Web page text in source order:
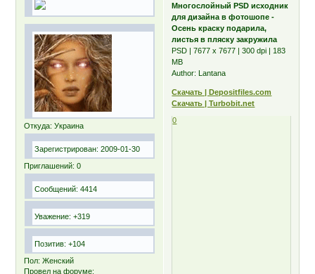
Откуда: Украина
Зарегистрирован: 2009-01-30
Приглашений: 0
Сообщений: 4414
Уважение: +319
Позитив: +104
Пол: Женский
Провел на форуме:
Многослойный PSD исходник
для дизайна в фотошопе -
Осень краску подарила,
листья в пляску закружила
PSD | 7677 x 7677 | 300 dpi | 183
MB
Author: Lantana
Скачать | Depositfiles.com
Скачать | Turbobit.net
0